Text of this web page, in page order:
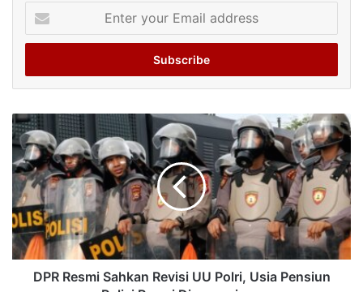
your
Email
DPR Resmi Sahkan Revisi UU Polri, Usia Pensiun